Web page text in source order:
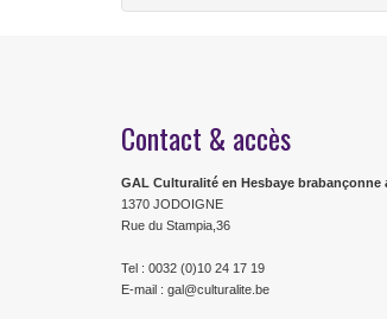
Contact & accès
GAL Culturalité en Hesbaye brabançonne
1370 JODOIGNE
Rue du Stampia,36
Tel : 0032 (0)10 24 17 19
E-mail : gal@culturalite.be